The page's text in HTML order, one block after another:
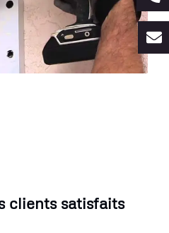
clients satisfaits